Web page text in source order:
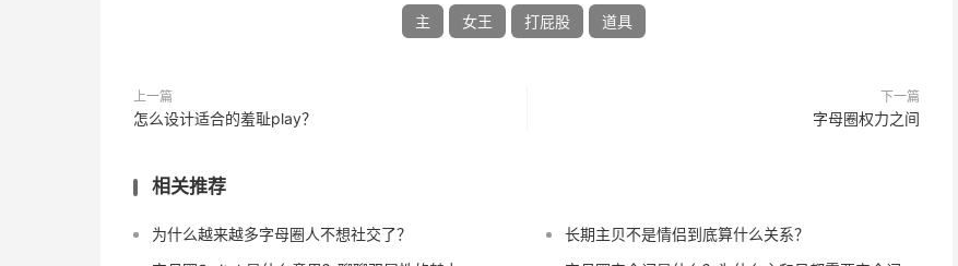
主 女王 打屁股 道具
上一篇
怎么设计适合的羞耻play？
下一篇
字母圈权力之间
相关推荐
为什么越来越多字母圈人不想社交了？
长期主贝不是情侣到底算什么关系？